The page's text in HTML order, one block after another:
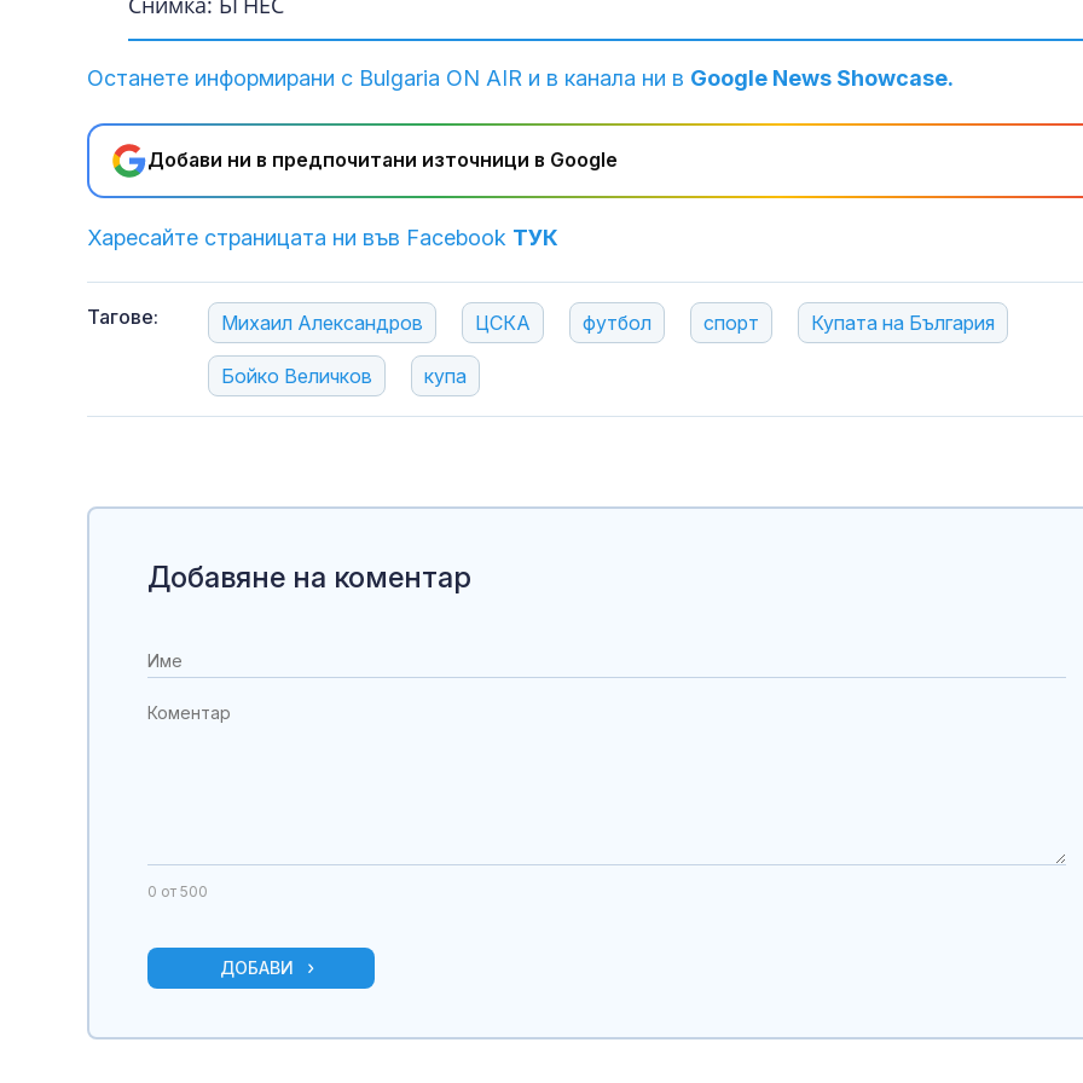
Останете информирани с Bulgaria ON AIR и в канала ни в Google News Showcase.
Добави ни в предпочитани източници в Google
Харесайте страницата ни във Facebook ТУК
Тагове: Михаил Александров ЦСКА футбол спорт Купата на България
Бойко Величков купа
Добавяне на коментар
0 от 500
ДОБАВИ